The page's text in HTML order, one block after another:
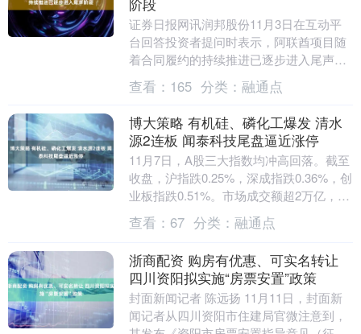
证券日报网讯润邦股份11月3日在互动平
台回答投资者提问时表示，阿联酋项目随
着合同履约的持续推进已逐步进入尾声阶
段，项目相关的收入确认节奏逐步减缓。
公司在努力实现....
查看： 165 分类： 融通点
博大策略 有机硅、磷化工爆发 清水
源2连板 闻泰科技尾盘逼近涨停
11月7日，A股三大指数均冲高回落。截至
收盘，沪指跌0.25%，深成指跌0.36%，创
业板指跌0.51%。市场成交额超2万亿，全
市场超3100只个股下跌。 热点....
查看： 67 分类： 融通点
浙商配资 购房有优惠、可实名转让
四川资阳拟实施“房票安置”政策
封面新闻记者 陈远扬 11月11日，封面新
闻记者从四川资阳市住建局官微注意到，